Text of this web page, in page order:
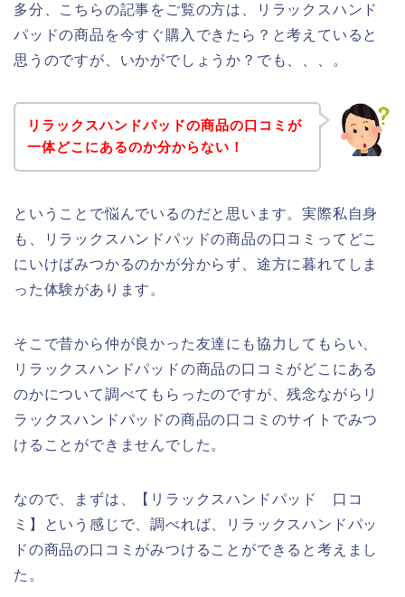
多分、こちらの記事をご覧の方は、リラックスハンド
パッドの商品を今すぐ購入できたら？と考えていると
思うのですが、いかがでしょうか？でも、、、。
リラックスハンドパッドの商品の口コミが
一体どこにあるのか分からない！
ということで悩んでいるのだと思います。実際私自身
も、リラックスハンドパッドの商品の口コミってどこ
にいけばみつかるのかが分からず、途方に暮れてしま
った体験があります。
そこで昔から仲が良かった友達にも協力してもらい、
リラックスハンドパッドの商品の口コミがどこにある
のかについて調べてもらったのですが、残念ながらリ
ラックスハンドパッドの商品の口コミのサイトでみつ
けることができませんでした。
なので、まずは、【リラックスハンドパッド 口コ
ミ】という感じで、調べれば、リラックスハンドパッ
ドの商品の口コミがみつけることができると考えまし
た。